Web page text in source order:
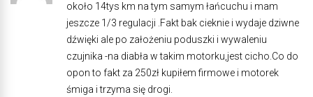
około 14tys km na tym samym łańcuchu i mam
jeszcze 1/3 regulacji .Fakt bak cieknie i wydaje dziwne
dźwięki ale po założeniu poduszki i wywaleniu
czujnika -na diabła w takim motorku,jest cicho.Co do
opon to fakt za 250zł kupiłem firmowe i motorek
śmiga i trzyma się drogi.